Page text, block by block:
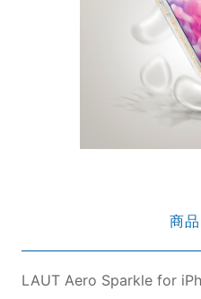
商
LAUT Aero Sparkle for